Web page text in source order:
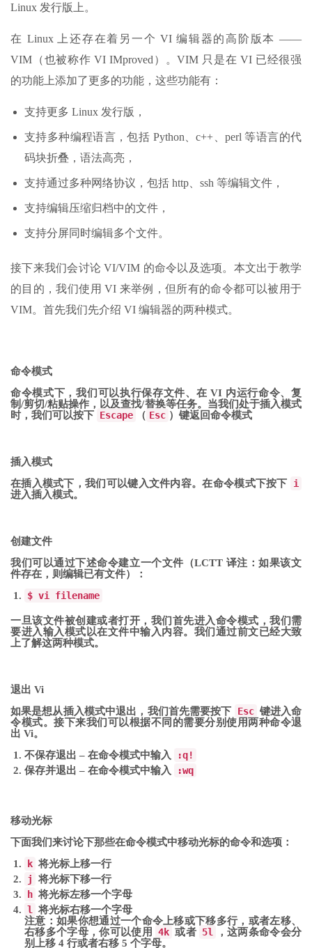
Linux 发行版上。
在 Linux 上还存在着另一个 VI 编辑器的高阶版本 ——
VIM（也被称作 VI IMproved）。VIM 只是在 VI 已经很强
的功能上添加了更多的功能，这些功能有：
支持更多 Linux 发行版，
支持多种编程语言，包括 Python、c++、perl 等语言的代
码块折叠，语法高亮，
支持通过多种网络协议，包括 http、ssh 等编辑文件，
支持编辑压缩归档中的文件，
支持分屏同时编辑多个文件。
接下来我们会讨论 VI/VIM 的命令以及选项。本文出于教学
的目的，我们使用 VI 来举例，但所有的命令都可以被用于
VIM。首先我们先介绍 VI 编辑器的两种模式。
命令模式
命令模式下，我们可以执行保存文件、在 VI 内运行命令、复
制/剪切/粘贴操作，以及查找/替换等任务。当我们处于插入模式
时，我们可以按下 Escape （ Esc ）键返回命令模式
插入模式
在插入模式下，我们可以键入文件内容。在命令模式下按下
i
进入插入模式。
创建文件
我们可以通过下述命令建立一个文件（LCTT 译注：如果该文
件存在，则编辑已有文件）：
$ vi filename
一旦该文件被创建或者打开，我们首先进入命令模式，我们需
要进入输入模式以在文件中输入内容。我们通过前文已经大致
上了解这两种模式。
退出 Vi
如果是想从插入模式中退出，我们首先需要按下
Esc 键进入命
令模式。接下来我们可以根据不同的需要分别使用两种命令退
出 Vi。
不保存退出 – 在命令模式中输入
:q!
保存并退出 – 在命令模式中输入
:wq
移动光标
下面我们来讨论下那些在命令模式中移动光标的命令和选项：
k 将光标上移一行
j
将光标下移一行
h 将光标左移一个字母
l
将光标右移一个字母
注意：如果你想通过一个命令上移或下移多行，或者左移、
右移多个字母，你可以使用
4k 或者 5l
，这两条命令会分
别上移 4 行或者右移 5 个字母。